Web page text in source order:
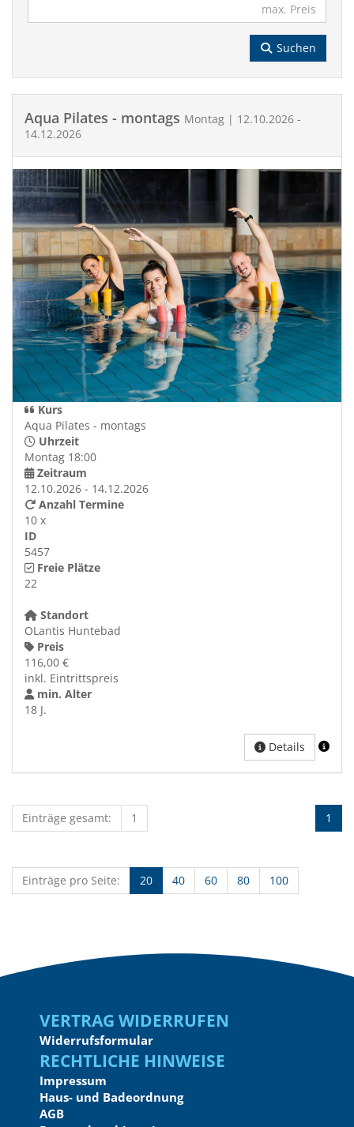
Suchen
Aqua Pilates - montags Montag | 12.10.2026 -
14.12.2026
Kurs
Aqua Pilates - montags
Uhrzeit
Montag 18:00
Zeitraum
12.10.2026 - 14.12.2026
Anzahl Termine
10 x
ID
5457
Freie Plätze
22
Standort
OLantis Huntebad
Preis
116,00 €
inkl. Eintrittspreis
min. Alter
18 J.
Details
1
Einträge gesamt: 1
Einträge pro Seite: 20 40 60 80 100
Vertrag widerrufen
Widerrufsformular
Rechtliche Hinweise
Impressum
Haus- und Badeordnung
AGB